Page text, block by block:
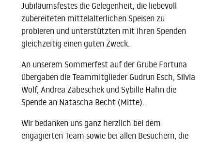
Jubiläumsfestes die Gelegenheit, die liebevoll
zubereiteten mittelalterlichen Speisen zu
probieren und unterstützten mit ihren Spenden
gleichzeitig einen guten Zweck.
An unserem Sommerfest auf der Grube Fortuna
übergaben die Teammitglieder Gudrun Esch, Silvia
Wolf, Andrea Zabeschek und Sybille Hahn die
Spende an Natascha Becht (Mitte).
Wir bedanken uns ganz herzlich bei dem
engagierten Team sowie bei allen Besuchern, die